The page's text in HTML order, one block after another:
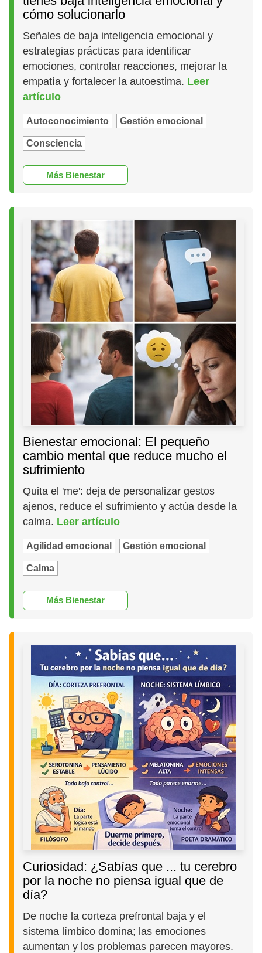
cómo solucionarlo
Señales de baja inteligencia emocional y
estrategias prácticas para identificar
emociones, controlar reacciones, mejorar la
empatía y fortalecer la autoestima. Leer
artículo
Autoconocimiento Gestión emocional
Consciencia
Más Bienestar
Bienestar emocional: El pequeño
cambio mental que reduce mucho el
sufrimiento
Quita el 'me': deja de personalizar gestos
ajenos, reduce el sufrimiento y actúa desde la
calma. Leer artículo
Agilidad emocional Gestión emocional
Calma
Más Bienestar
Curiosidad: ¿Sabías que ... tu cerebro
por la noche no piensa igual que de
día?
De noche la corteza prefrontal baja y el
sistema límbico domina; las emociones
aumentan y los problemas parecen mayores.